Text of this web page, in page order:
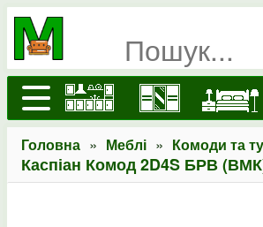
Головна » Меблі » Комоди та
Каспіан Комод 2D4S БРВ